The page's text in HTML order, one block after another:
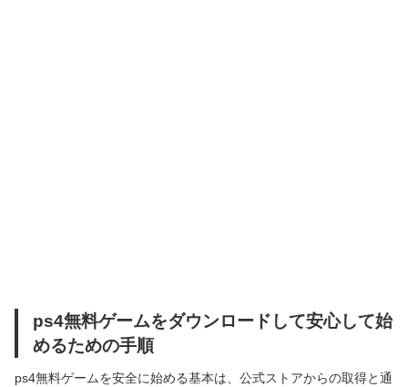
ps4無料ゲームをダウンロードして安心して始
めるための手順
ps4無料ゲームを安全に始める基本は、公式ストアからの取得と通